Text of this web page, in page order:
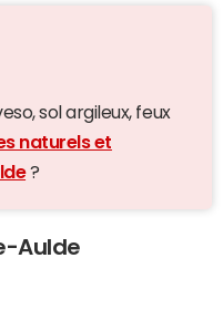
sol argileux, feux
naturels et
?
Aulde